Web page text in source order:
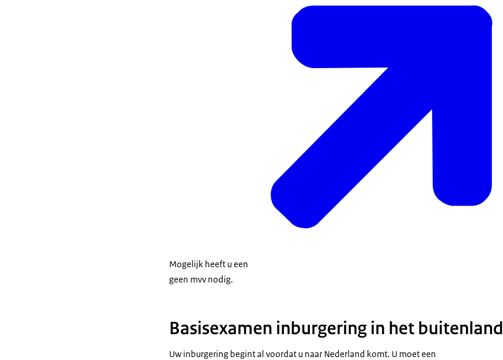
Mogelijk heeft u een
geen mvv nodig.
Basisexamen inburgering in het buitenland
Uw inburgering begint al voordat u naar Nederland komt. U moet een